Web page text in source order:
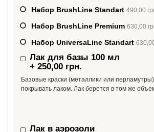
Набор BrushLine Standart 490,00
Набор BrushLine Premium 630,00
Набор UniversaLine Standart
Лак для базы 100 мл
+ 250,00 грн.
Базовые краски (металлики или
покрывать лаком. Лак берется в том же
Лак в аэрозоли